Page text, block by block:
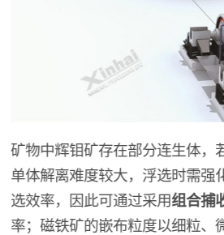
矿物中辉钼矿存在部分连生体，
单体解离难度较大，浮选时需强
选效率，因此可通过采用组合捕
率；磁铁矿的嵌布粒度以细粒、